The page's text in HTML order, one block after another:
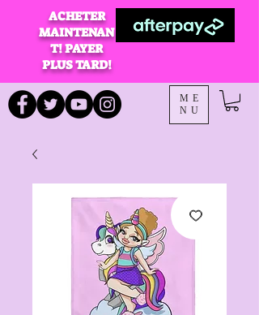
ACHETER
MAINTENAN
T! PAYER
PLUS TARD!
ME
NU